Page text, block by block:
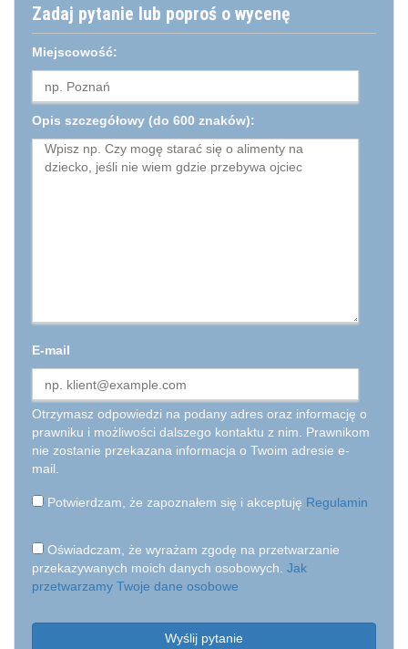
Zadaj pytanie lub poproś o wycenę
Miejscowość:
Opis szczegółowy (do 600 znaków):
E-mail
Otrzymasz odpowiedzi na podany adres oraz informację o
prawniku i możliwości dalszego kontaktu z nim. Prawnikom
nie zostanie przekazana informacja o Twoim adresie e-
mail.
Potwierdzam, że zapoznałem się i akceptuję Regulamin
Oświadczam, że wyrażam zgodę na przetwarzanie
przekazywanych moich danych osobowych. Jak
przetwarzamy Twoje dane osobowe
Wyślij pytanie